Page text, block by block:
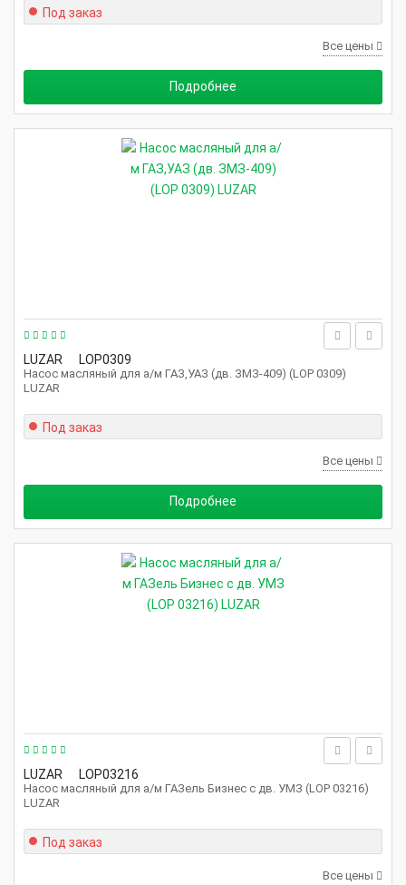
Под заказ
Все цены
Подробнее
LUZAR LOP0309
Насос масляный для а/м ГАЗ,УАЗ (дв. ЗМЗ-409) (LOP 0309)
LUZAR
Под заказ
Все цены
Подробнее
LUZAR LOP03216
Насос масляный для а/м ГАЗель Бизнеc с дв. УМЗ (LOP 03216)
LUZAR
Под заказ
Все цены